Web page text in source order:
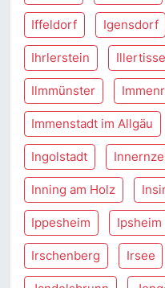
Iffeldorf Igensdorf
Ihrlerstein
Ilmmünster
Immenstadt im Allgäu
Ingolstadt
Inning am Holz
Ippesheim Ipsheim
Irschenberg Irsee